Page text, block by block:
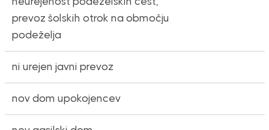
prevoz šolskih otrok na območju
podeželja
ni urejen javni prevoz
nov dom upokojencev